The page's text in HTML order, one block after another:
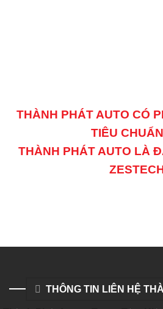
THÀNH PHÁT AUTO CÓ
TIÊU
THÀNH PHÁT AUTO LÀ
THÔNG TIN LIÊN HỆ